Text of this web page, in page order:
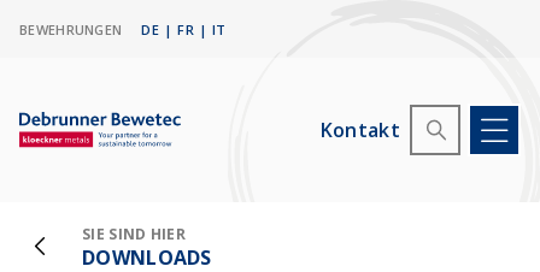
BEWEHRUNGEN IT
|
FR
|
DE
Kontakt
SIE SIND HIER
DOWNLOADS